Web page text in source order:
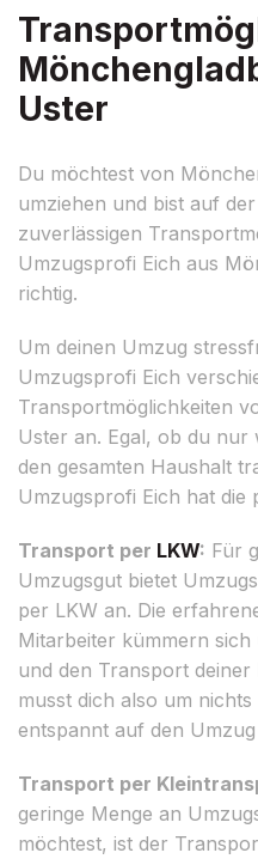
Uster
Du möchtest von
umziehen und bist auf
zuverlässigen
Umzugsprofi Eich aus
richtig.
Um deinen Umzug
Umzugsprofi Eich
Transportmöglichkeiten
Uster an. Egal, ob du nur
den gesamten Haushalt
Umzugsprofi Eich hat die
Transport per LKW: Für
Umzugsgut bietet
per LKW an. Die
Mitarbeiter kümmern sich
und den Transport
musst dich also um
entspannt auf den
Transport per
geringe Menge an
möchtest, ist der